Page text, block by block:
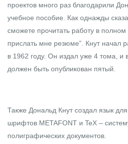
проектов много раз благодарили
учебное пособие. Как однажды
сможете прочитать работу в
прислать мне резюме”. Кнут начал
в 1962 году. Он издал уже 4 тома,
должен быть опубликован пятый.
Также Дональд Кнут создал язык
шрифтов METAFONT и TeX –
полиграфических документов.